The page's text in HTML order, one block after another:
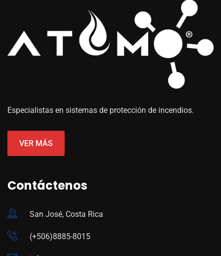
Especialistas en sistemas de protección de incendios.
VER MÁS
Contáctenos
San José, Costa Rica
(+506)8885-8015